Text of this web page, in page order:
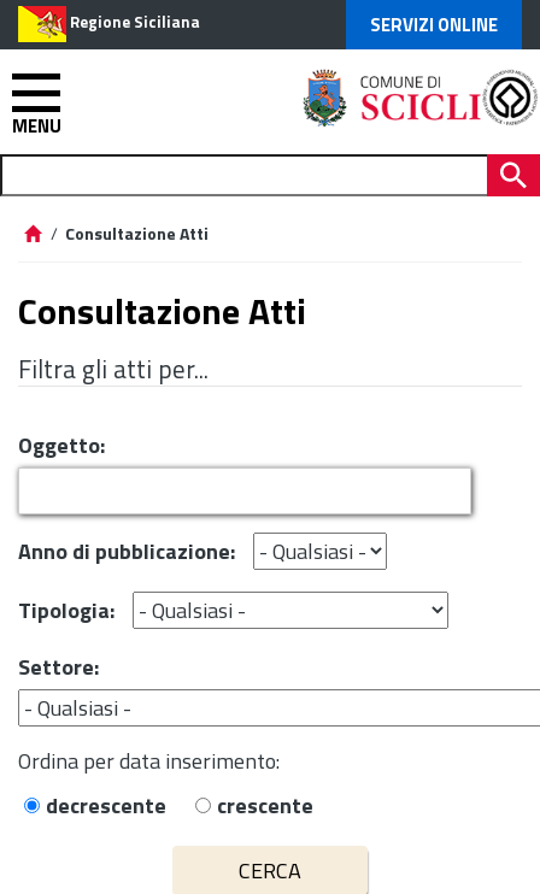
Regione Siciliana SERVIZI ONLINE
MENU
/ Consultazione Atti
Consultazione Atti
Filtra gli atti per...
Oggetto:
Anno di pubblicazione:
Tipologia:
Settore:
Ordina per data inserimento:
decrescente
crescente